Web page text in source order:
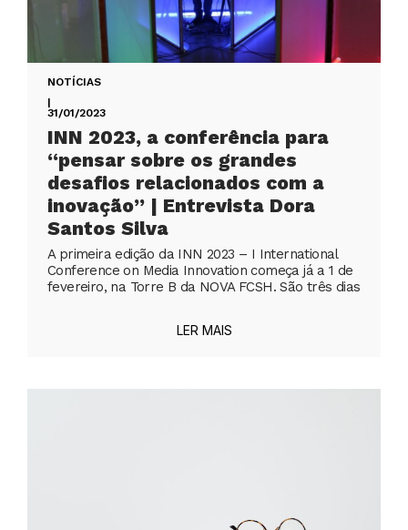
NOTÍCIAS
|
31/01/2023
INN 2023, a conferência para
“pensar sobre os grandes
desafios relacionados com a
inovação” | Entrevista Dora
Santos Silva
A primeira edição da INN 2023 – I International
Conference on Media Innovation começa já a 1 de
fevereiro, na Torre B da NOVA FCSH. São três dias
LER MAIS